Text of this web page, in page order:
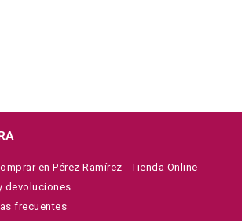
en Pérez Ramírez - Tienda Online
devoluciones
frecuentes